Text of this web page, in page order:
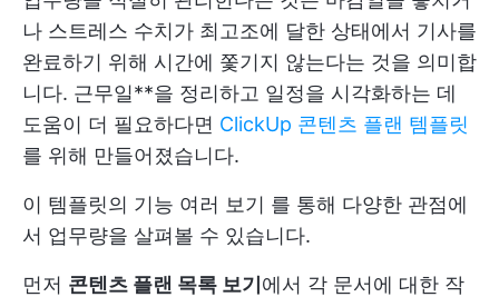
나 스트레스 수치가 최고조에 달한 상태에서 기사를
완료하기 위해 시간에 쫓기지 않는다는 것을 의미합
니다. 근무일**을 정리하고 일정을 시각화하는 데
도움이 더 필요하다면 ClickUp 콘텐츠 플랜 템플릿
를 위해 만들어졌습니다.
이 템플릿의 기능 여러 보기 를 통해 다양한 관점에
서 업무량을 살펴볼 수 있습니다.
먼저 콘텐츠 플랜 목록 보기 에서 각 문서에 대한 작